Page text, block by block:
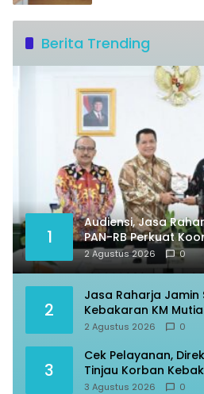
Berita Trending
1
Audiensi, Jasa
PAN-RB Perkuat
2 Agustus 2026 0
2
Jasa Raharja Jamin
Kebakaran KM
2 Agustus 2026 0
3
Cek Pelayanan,
Tinjau Korban
Sentosa II
3 Agustus 2026 0